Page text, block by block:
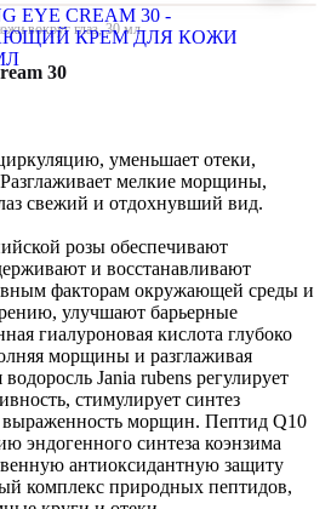
вокруг глаз, 30 мл
30
уменьшает отеки,
мелкие морщины,
свежий и отдохнувший вид.
розы обеспечивают
и восстанавливают
факторам окружающей среды и
улучшают барьерные
гиалуроновая кислота глубоко
морщины и разглаживая
Jania rubens регулирует
стимулирует синтез
выраженность морщин. Пептид Q10
эндогенного синтеза коэнзима
антиоксидантную защиту
комплекс природных пептидов,